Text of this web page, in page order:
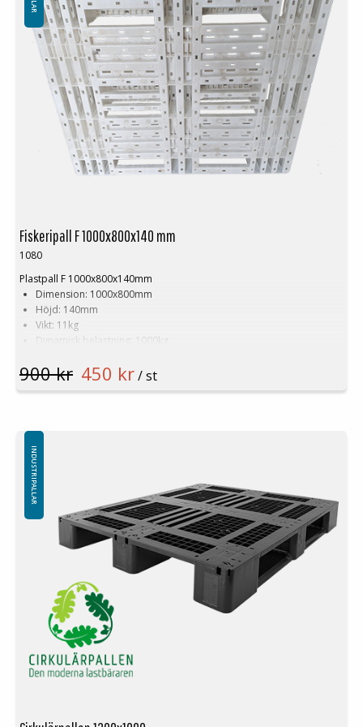
Fiskeripall F 1000x800x140 mm
1080
Plastpall F 1000x800x140mm
Dimension: 1000x800mm
Höjd: 140mm
Vikt: 11kg
Dynamisk belastning: 1000kg
Pallställ: 1000kg
Fiskeripall
Minsta beställning: 15st
900 kr 450 kr/ st
INDUSTRIPALLAR